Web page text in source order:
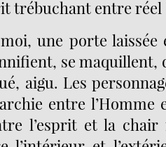
trébuchant entre
une porte laissée
se maquillent,
aigu. Les
entre l’Homme
l’esprit et la chair